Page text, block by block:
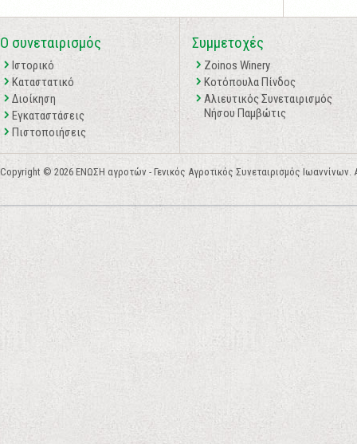
Ο συνεταιρισμός
Ιστορικό
Καταστατικό
Διοίκηση
Εγκαταστάσεις
Πιστοποιήσεις
Συμμετοχές
Zoinos Winery
Κοτόπουλα Πίνδος
Αλιευτικός Συνεταιρισμός
Νήσου Παμβώτις
Copyright © 2026 ΕΝΩΣΗ αγροτών - Γενικός Αγροτικός Συνεταιρισμός